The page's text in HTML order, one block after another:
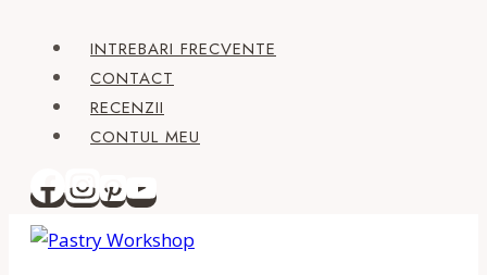
content
INTREBARI FRECVENTE
CONTACT
RECENZII
CONTUL MEU